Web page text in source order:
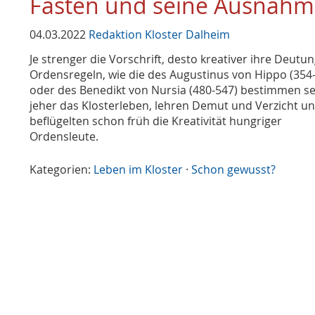
04.03.2022 Redaktion Kloster Dalheim
Je strenger die Vorschrift, desto kreativer ihre
Ordensregeln, wie die des Augustinus von Hippo
oder des Benedikt von Nursia (480-547) bestimmen
jeher das Klosterleben, lehren Demut und Verzicht
beflügelten schon früh die Kreativität hungriger
Ordensleute.
Kategorien: Leben im Kloster · Schon gewusst?